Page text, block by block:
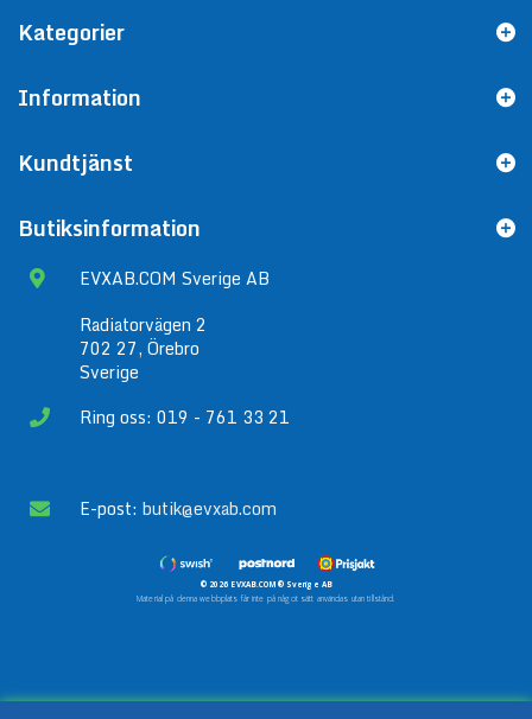
Kategorier
Information
Kundtjänst
Butiksinformation
EVXAB.COM Sverige AB
Radiatorvägen 2
702 27, Örebro
Sverige
Ring oss: 019 - 761 33 21
E-post: butik@evxab.com
© 2026 EVXAB.COM® Sverige AB
Material på denna webbplats får inte på något sätt användas utan tillstånd.